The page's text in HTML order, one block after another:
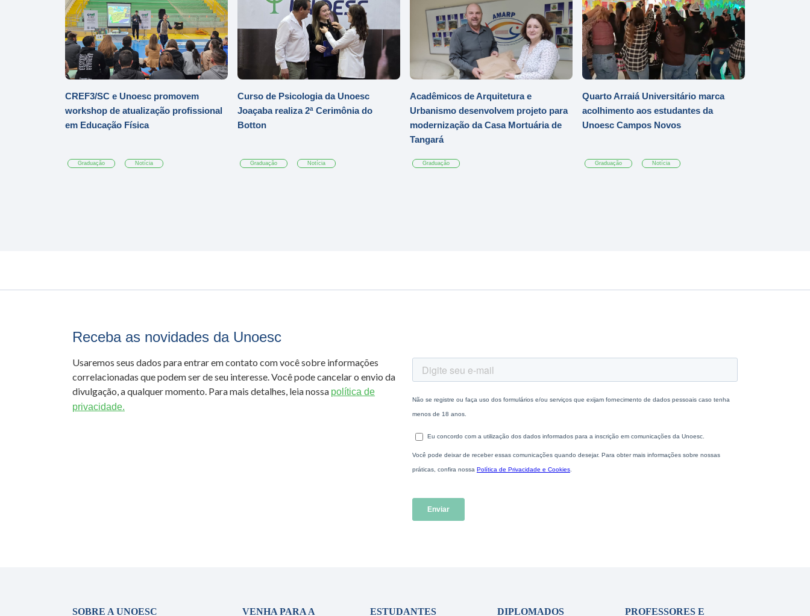
CREF3/SC e Unoesc promovem
workshop de atualização profissional
em Educação Física
Graduação Notícia
Curso de Psicologia da Unoesc
Joaçaba realiza 2ª Cerimônia do
Botton
Graduação Notícia
Acadêmicos de Arquitetura e
Urbanismo desenvolvem projeto para
modernização da Casa Mortuária de
Tangará
Graduação
Quarto Arraiá Universitário marca
acolhimento aos estudantes da
Unoesc Campos Novos
Graduação Notícia
Receba as novidades da Unoesc
Usaremos seus dados para entrar em contato com você sobre informações
correlacionadas que podem ser de seu interesse. Você pode cancelar o envio da
divulgação, a qualquer momento. Para mais detalhes, leia nossa política de
privacidade.
SOBRE A UNOESC VENHA PARA A ESTUDANTES DIPLOMADOS PROFESSORES E